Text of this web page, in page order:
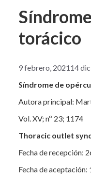
torácico
9 febrero, 202114
Síndrome de
Autora principal:
Vol. XV; nº 23; 1174
Thoracic outlet
Fecha de recepción:
Fecha de